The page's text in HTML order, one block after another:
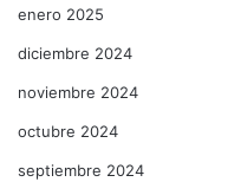
enero 2025
diciembre 2024
noviembre 2024
octubre 2024
septiembre 2024